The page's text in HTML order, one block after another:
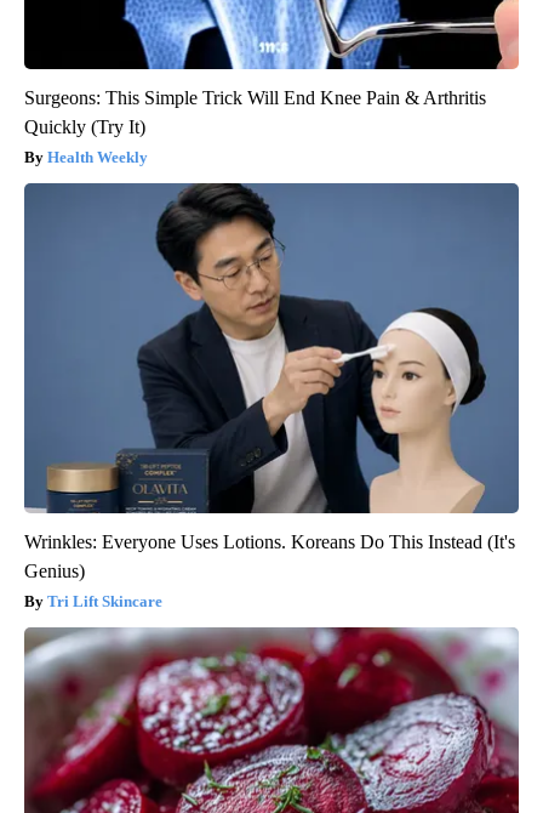
Surgeons: This Simple Trick Will End Knee Pain & Arthritis
Quickly (Try It)
Health Weekly
Wrinkles: Everyone Uses Lotions. Koreans Do This Instead (It's
Genius)
Tri Lift Skincare